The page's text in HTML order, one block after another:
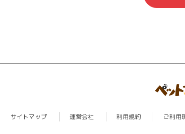
サイトマップ 運営会社 利用規約 ご利用